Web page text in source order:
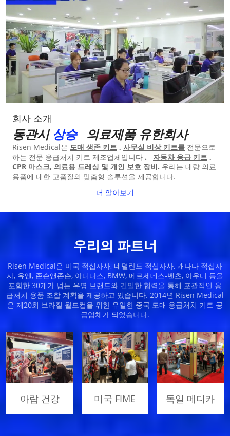
회사 소개
동관시상승 의료제품 유한회사
Risen Medical은 도매 생존 키트 , 사무실 비상 키트를 전문으로
하는 전문 응급처치 키트 제조업체입니다 . 자동차 응급 키트 ,
CPR 마스크, 의료용 드레싱 및 개인 보호 장비. 우리는 대량 의료
용품에 대한 고품질의 맞춤형 솔루션을 제공합니다.
더 알아보기
우리의 파트너
Risen Medical은 미국 적십자사, 네덜란드 적십자사, 캐나다 적십자
사, 유엔, 존슨앤존슨, 아디다스, BMW, 메르세데스-벤츠, 아우디 등을
포함한 30개가 넘는 유명 브랜드와 긴밀한 협력을 통해 포괄적인 응
급처치 용품 조합 계획을 제공하고 있습니다. 2014년 Risen Medical
은 제20회 브라질 월드컵을 위한 유일한 중국 도매 응급처치 키트 공
급업체가 되었습니다.
아랍 건강 미국 FIME 독일 메디카